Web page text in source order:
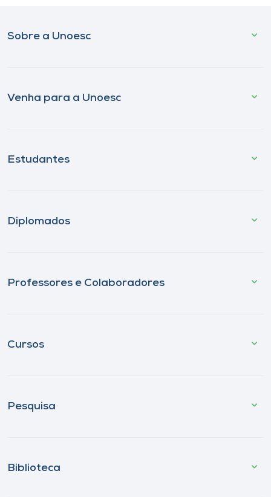
Sobre a Unoesc
Venha para a Unoesc
Estudantes
Diplomados
Professores e Colaboradores
Cursos
Pesquisa
Biblioteca